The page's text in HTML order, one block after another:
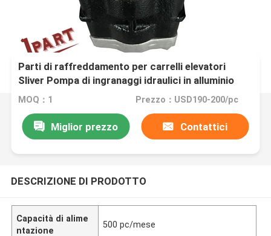
Parti di raffreddamento per carrelli elevatori
Sliver Pompa di ingranaggi idraulici in alluminio
1172001069
MOQ：1 Prezzo：USD190-200/pc
Miglior prezzo Contattici
DESCRIZIONE DI PRODOTTO
Capacità di alime
ntazione
500 pc/mese